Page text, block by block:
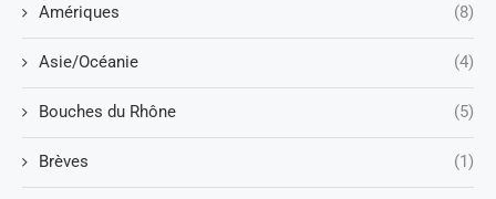
Amériques (8)
Asie/Océanie (4)
Bouches du Rhône (5)
Brèves (1)